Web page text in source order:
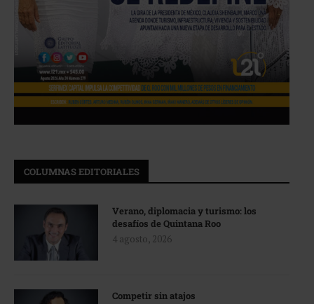
COLUMNAS EDITORIALES
Verano, diplomacia y turismo: los
desafíos de Quintana Roo
4 agosto, 2026
Competir sin atajos